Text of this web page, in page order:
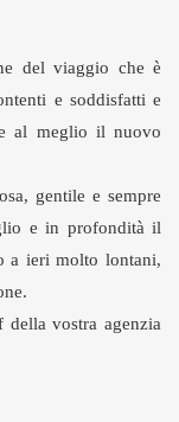
del viaggio che è
e soddisfatti e
al meglio il nuovo
gentile e sempre
e in profondità il
a ieri molto lontani,
vostra agenzia